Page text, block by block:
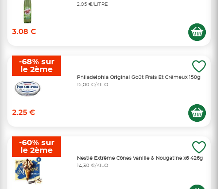
2,05 €/LITRE
3.08 €
Philadelphia Original Goût Frais Et Crémeux 150g
15,00 €/KILO
2.25 €
-68% sur
le 2ème
Nestlé Extrême Cônes Vanille & Nougatine x6 426g
14,30 €/KILO
-60% sur
le 2ème